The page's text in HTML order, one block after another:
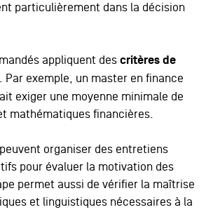
particulièrement dans la décision
appliquent des critères de
Par exemple, un master en finance
exiger une moyenne minimale de
mathématiques financières.
organiser des entretiens
pour évaluer la motivation des
permet aussi de vérifier la maîtrise
et linguistiques nécessaires à la